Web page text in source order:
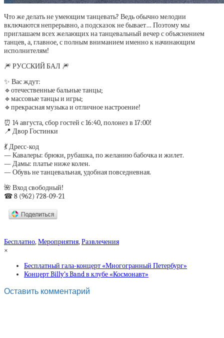
Что же делать не умеющим танцевать? Ведь обычно мелодии
включаются непрерывно, а подсказок не бывает… Поэтому мы
приглашаем всех желающих на танцевальный вечер с объяснением
танцев, а, главное, с полным вниманием именно к начинающим
исполнителям!
🎆 РУССКИЙ БАЛ 🎆
✨ Вас ждут:
🔹отечественные бальные танцы;
🔹массовые танцы и игры;
🔹прекрасная музыка и отличное настроение!
⏰ 14 августа, сбор гостей с 16:40, полонез в 17:00!
📍 Двор Гостинки
💃 Дресс-код
— Кавалеры: брюки, рубашка, по желанию бабочка и жилет.
— Дамы: платье ниже колен.
— Обувь не танцевальная, удобная повседневная.
🌺 Вход свободный!
☎ 8 (962) 728-09-21
Бесплатно,Мероприятия,Развлечения
×
Бесплатный гала-концерт «Многогранный Петербург»
Концерт Billy’s Band в клубе «Космонавт»
Оставить комментарий